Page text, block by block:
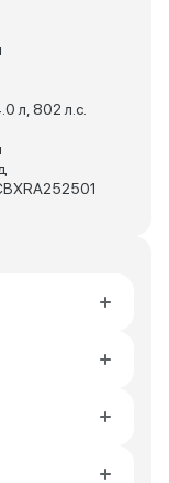
л, 802 л.с.